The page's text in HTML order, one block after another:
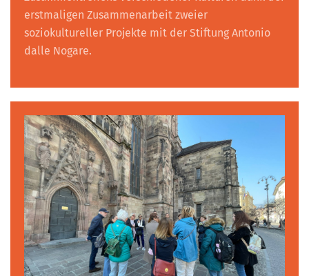
erstmaligen Zusammenarbeit zweier
soziokultureller Projekte mit der Stiftung Antonio
dalle Nogare.